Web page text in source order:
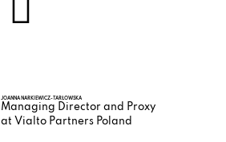
JOANNA NARKIEWICZ-TARŁOWSKA
Managing Director and Proxy
at Vialto Partners Poland